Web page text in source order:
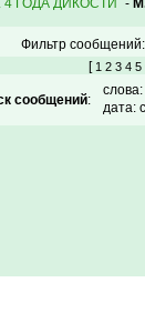
4 ГОДА ДИКОСТИ
-
Фильтр сообщений:
[ 1 2 3 4 5
сообщений:
слова:
дата: с